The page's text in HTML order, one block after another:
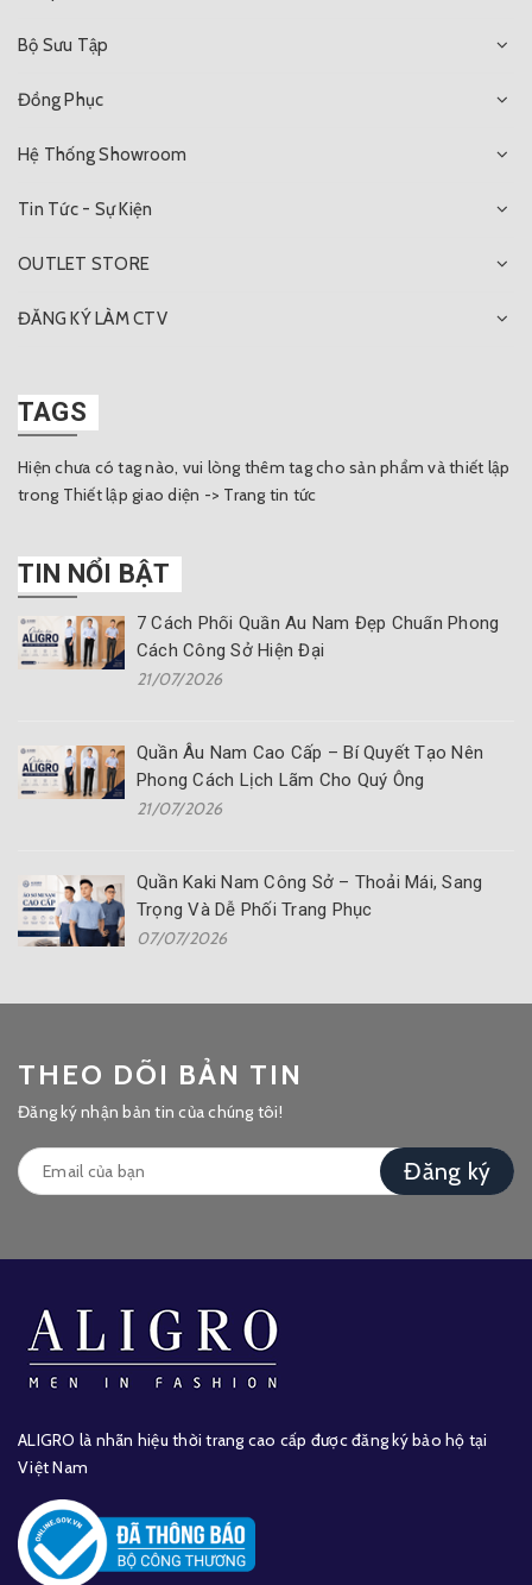
Bộ Sưu Tập
Đồng Phục
Hệ Thống Showroom
Tin Tức - Sự Kiện
OUTLET STORE
ĐĂNG KÝ LÀM CTV
TAGS
Hiện chưa có tag nào, vui lòng thêm tag cho sản phẩm và thiết lập
trong Thiết lập giao diện -> Trang tin tức
TIN NỔI BẬT
7 Cách Phối Quần Âu Nam Đẹp Chuẩn Phong
Cách Công Sở Hiện Đại
21/07/2026
Quần Âu Nam Cao Cấp – Bí Quyết Tạo Nên
Phong Cách Lịch Lãm Cho Quý Ông
21/07/2026
Quần Kaki Nam Công Sở – Thoải Mái, Sang
Trọng Và Dễ Phối Trang Phục
07/07/2026
THEO DÕI BẢN TIN
Đăng ký nhận bản tin của chúng tôi!
Đăng ký
ALIGRO là nhãn hiệu thời trang cao cấp được đăng ký bảo hộ tại
Việt Nam